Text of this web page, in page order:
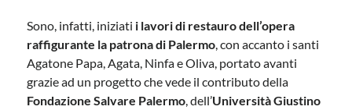
Sono, infatti, iniziati i lavori di restauro dell’opera
raffigurante la patrona di Palermo, con accanto i santi
Agatone Papa, Agata, Ninfa e Oliva, portato avanti
grazie ad un progetto che vede il contributo della
Fondazione Salvare Palermo, dell’Università Giustino